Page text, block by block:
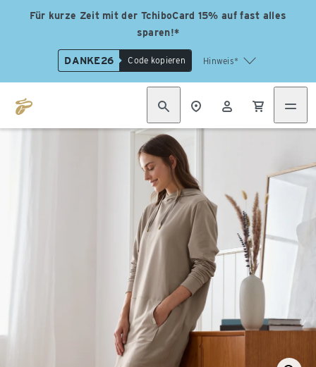
Für kurze Zeit mit der TchiboCard 15% auf fast alles
sparen!*
DANKE26 Code kopieren Hinweis*